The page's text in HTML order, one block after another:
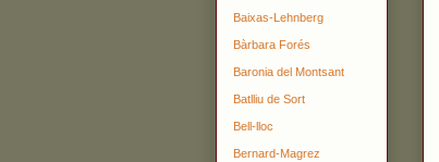
Baixas-Lehnberg
Bàrbara Forés
Baronia del Montsant
Batlliu de Sort
Bell-lloc
Bernard-Magrez